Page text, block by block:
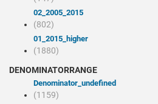
02_2005_2015
(802)
01_2015_higher
(1880)
DENOMINATORRANGE
denominator_undefined
(1159)